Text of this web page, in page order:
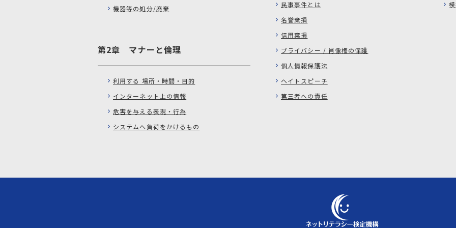
機器等の処分/廃棄
第2章 マナーと倫理
利用する 場所・時間・目的
インターネット上の情報
危害を与える表現・行為
システムへ負荷をかけるもの
民事事件とは
名誉棄損
信用棄損
プライバシー / 肖像権の保護
個人情報保護法
ヘイトスピーチ
第三者への責任